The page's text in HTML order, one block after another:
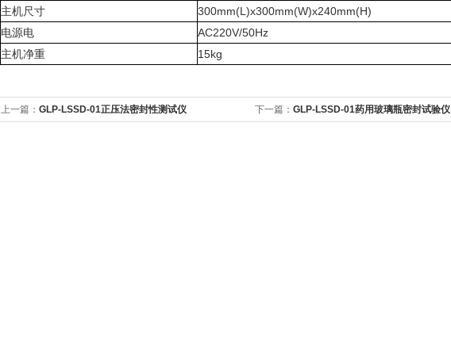
主机尺寸
300mm(L)x300mm(W)x240mm(H)
电源电
AC220V/50Hz
主机净重
15kg
上一篇： GLP-LSSD-01正压法密封性测试仪 下一篇： GLP-LSSD-01药用玻璃瓶密封试验仪